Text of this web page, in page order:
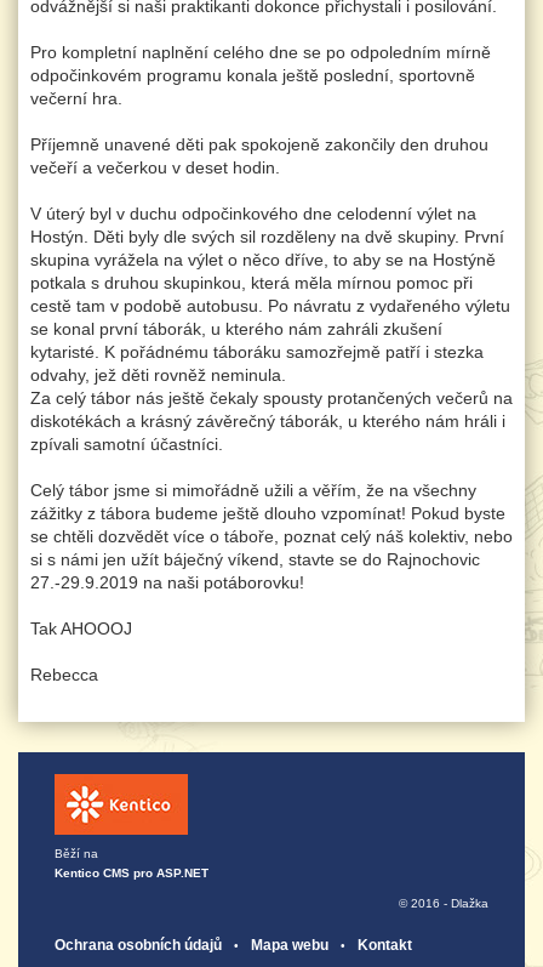
odvážnější si naši praktikanti dokonce přichystali i posilování.
Pro kompletní naplnění celého dne se po odpoledním mírně
odpočinkovém programu konala ještě poslední, sportovně
večerní hra.
Příjemně unavené děti pak spokojeně zakončily den druhou
večeří a večerkou v deset hodin.
V úterý byl v duchu odpočinkového dne celodenní výlet na
Hostýn. Děti byly dle svých sil rozděleny na dvě skupiny. První
skupina vyrážela na výlet o něco dříve, to aby se na Hostýně
potkala s druhou skupinkou, která měla mírnou pomoc při
cestě tam v podobě autobusu. Po návratu z vydařeného výletu
se konal první táborák, u kterého nám zahráli zkušení
kytaristé. K pořádnému táboráku samozřejmě patří i stezka
odvahy, jež děti rovněž neminula.
Za celý tábor nás ještě čekaly spousty protančených večerů na
diskotékách a krásný závěrečný táborák, u kterého nám hráli i
zpívali samotní účastníci.
Celý tábor jsme si mimořádně užili a věřím, že na všechny
zážitky z tábora budeme ještě dlouho vzpomínat! Pokud byste
se chtěli dozvědět více o táboře, poznat celý náš kolektiv, nebo
si s námi jen užít báječný víkend, stavte se do Rajnochovic
27.-29.9.2019 na naši potáborovku!
Tak AHOOOJ
Rebecca
Běží na
Kentico CMS pro ASP.NET
© 2016 - Dlažka
Ochrana osobních údajů Mapa webu Kontakt